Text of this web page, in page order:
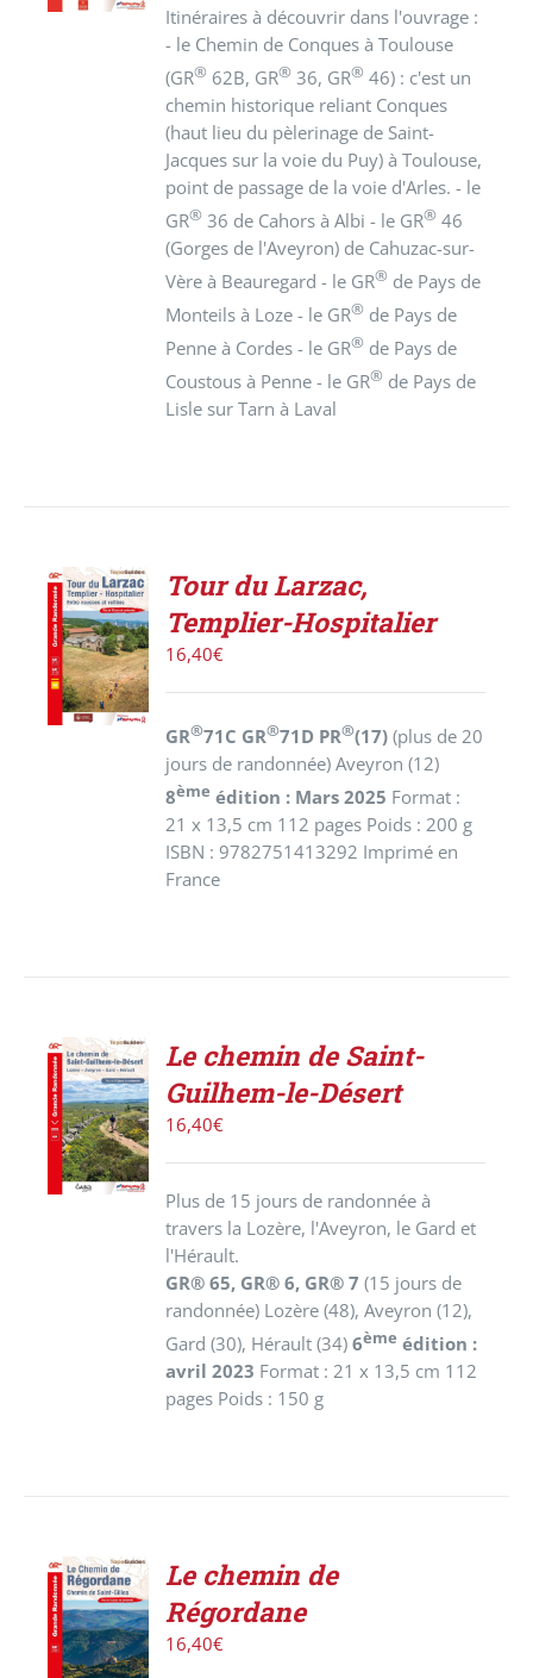
Itinéraires à découvrir dans l'ouvrage :
- le Chemin de Conques à Toulouse
(GR® 62B, GR® 36, GR® 46) : c'est un
chemin historique reliant Conques
(haut lieu du pèlerinage de Saint-
Jacques sur la voie du Puy) à Toulouse,
point de passage de la voie d'Arles. - le
GR® 36 de Cahors à Albi - le GR® 46
(Gorges de l'Aveyron) de Cahuzac-sur-
Vère à Beauregard - le GR® de Pays de
Monteils à Loze - le GR® de Pays de
Penne à Cordes - le GR® de Pays de
Coustous à Penne - le GR® de Pays de
Lisle sur Tarn à Laval
AJOUTER
AU
PANIER
/
DÉTAILS
Tour du Larzac,
Templier-Hospitalier
16,40€
GR®71C GR®71D PR®(17)(plus de 20
jours de randonnée) Aveyron (12)
8ème édition : Mars 2025 Format :
21 x 13,5 cm 112 pages Poids : 200 g
ISBN : 9782751413292 Imprimé en
France
AJOUTER
AU
PANIER
/
DÉTAILS
Le chemin de Saint-
Guilhem-le-Désert
16,40€
Plus de 15 jours de randonnée à
travers la Lozère, l'Aveyron, le Gard et
l'Hérault.
GR® 65, GR® 6, GR® 7(15 jours de
randonnée) Lozère (48), Aveyron (12),
Gard (30), Hérault (34)6ème édition :
avril 2023 Format : 21 x 13,5 cm 112
pages Poids : 150 g
ACHETER
LE
PRODUIT
/
Le chemin de
Régordane
16,40€